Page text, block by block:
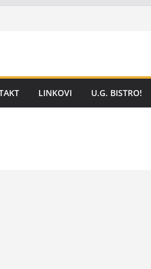
LINKOVI U.G. BISTRO!